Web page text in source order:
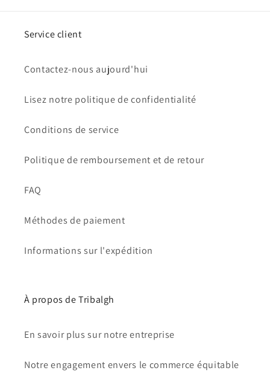
Service client
Contactez-nous aujourd'hui
Lisez notre politique de confidentialité
Conditions de service
Politique de remboursement et de retour
FAQ
Méthodes de paiement
Informations sur l'expédition
À propos de Tribalgh
En savoir plus sur notre entreprise
Notre engagement envers le commerce équitable